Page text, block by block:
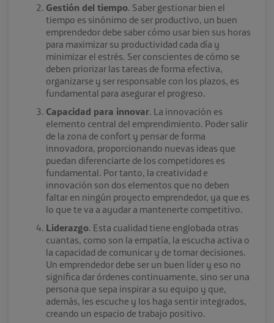
Gestión del tiempo. Saber gestionar bien el
tiempo es sinónimo de ser productivo, un buen
emprendedor debe saber cómo usar bien sus horas
para maximizar su productividad cada día y
minimizar el estrés. Ser conscientes de cómo se
deben priorizar las tareas de forma efectiva,
organizarse y ser responsable con los plazos, es
fundamental para asegurar el progreso.
Capacidad para innovar. La innovación es
elemento central del emprendimiento. Poder salir
de la zona de confort y pensar de forma
innovadora, proporcionando nuevas ideas que
puedan diferenciarte de los competidores es
fundamental. Por tanto, la creatividad e
innovación son dos elementos que no deben
faltar en ningún proyecto emprendedor, ya que es
lo que te va a ayudar a mantenerte competitivo.
Liderazgo. Esta cualidad tiene englobada otras
cuantas, como son la empatía, la escucha activa o
la capacidad de comunicar y de tomar decisiones.
Un emprendedor debe ser un buen líder y eso no
significa dar órdenes continuamente, sino ser una
persona que sepa inspirar a su equipo y que,
además, les escuche y los haga sentir integrados,
creando un espacio de trabajo positivo.